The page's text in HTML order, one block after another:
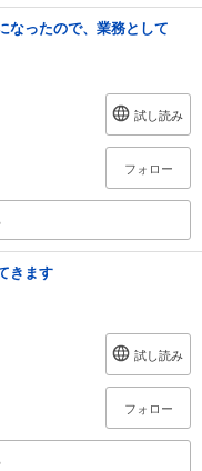
なったので、業務として
試し読み
フォロー
きます
試し読み
フォロー